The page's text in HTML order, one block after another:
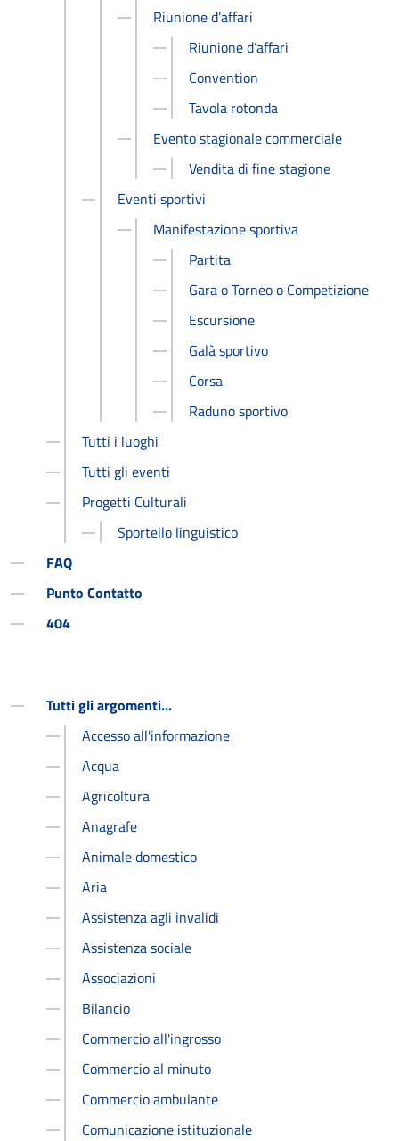
Riunione d’affari
Riunione d’affari
Convention
Tavola rotonda
Evento stagionale commerciale
Vendita di fine stagione
Eventi sportivi
Manifestazione sportiva
Partita
Gara o Torneo o Competizione
Escursione
Galà sportivo
Corsa
Raduno sportivo
Tutti i luoghi
Tutti gli eventi
Progetti Culturali
Sportello linguistico
FAQ
Punto Contatto
404
Tutti gli argomenti...
Accesso all'informazione
Acqua
Agricoltura
Anagrafe
Animale domestico
Aria
Assistenza agli invalidi
Assistenza sociale
Associazioni
Bilancio
Commercio all'ingrosso
Commercio al minuto
Commercio ambulante
Comunicazione istituzionale